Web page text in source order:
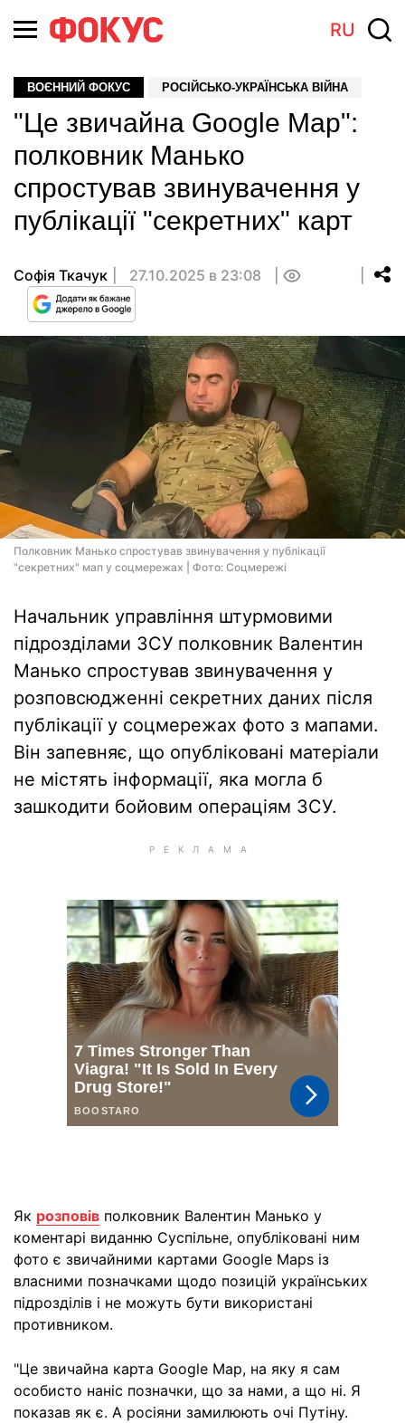
RU
ВОЄННИЙ ФОКУС РОСІЙСЬКО-УКРАЇНСЬКА ВІЙНА
"Це звичайна Google Map":
полковник Манько
спростував звинувачення у
публікації "секретних" карт
Софія Ткачук 27.10.2025 в 23:08
Полковник Манько спростував звинувачення у публікації
"секретних" мап у соцмережах | Фото: Соцмережi
Начальник управління штурмовими
підрозділами ЗСУ полковник Валентин
Манько спростував звинувачення у
розповсюдженні секретних даних після
публікації у соцмережах фото з мапами.
Він запевняє, що опубліковані матеріали
не містять інформації, яка могла б
зашкодити бойовим операціям ЗСУ.
Як розповів полковник Валентин Манько у
коментарі виданню Суспільне, опубліковані ним
фото є звичайними картами Google Maps із
власними позначками щодо позицій українських
підрозділів і не можуть бути використані
противником.
"Це звичайна карта Google Map, на яку я сам
особисто наніс позначки, що за нами, а що ні. Я
показав як є. А росіяни замилюють очі Путіну.